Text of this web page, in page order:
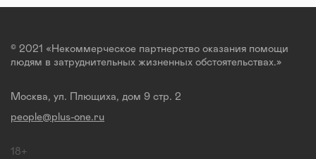
© 2021 «Некоммерческое партнерство оказания помощи
людям в затруднительных жизненных обстоятельствах.»
Москва, ул. Плющиха, дом 9 стр. 2
people@plus-one.ru
18+